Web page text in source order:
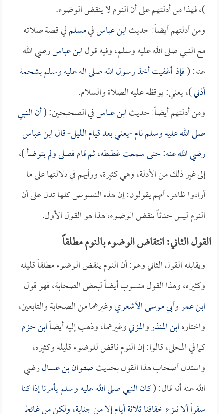
)، فهذا من أدلتهم على أن النوم لا ينقض الوضوء.
ومن أدلتهم أيضاً: حديثابن عباسفيمسلمفي قصة صلاته
مع النبي صلى الله عليه وسلم، وفيه قولابن عباسرضي الله
عنه: (فإذا أغفيت أخذ رسول الله صلى اله عليه وسلم بشحمة
أذني)، يعني: يوقظه عليه الصلاة والسلام.
ومن أدلتهم أيضاً: حديثابن عباسفي الصحيحين: (أن النبي
صلى الله عليه وسلم نام -يعني بعد قيام الليل- قالابن عباس
رضي الله عنه: حتى سمعت غطيطه، ثم قام فصلى ولم يتوضأ)،
إلى غير ذلك من الأدلة، وهي كثيرة، ورأيهم في دلالتها على ما
أرادوا ظاهر، أنهم يقولون: إن هذه النصوص كلها تدل على أن
النوم ليس حدثاً ينقض الوضوء، هذا هو القول الأول.
القول الثاني: انتقاض الوضوء بالنوم مطلقاً
ويقابله القول الثاني وهو: أن النوم ينقض الوضوء مطلقاً قليله
وكثيره، وهذا القول منسوب أيضاً لبعض الصحابة، فهو قول
ابن عمروأبي موسى الأشعريوغيرهما من الصحابة والتابعين،
واختارهابن المنذروالمزنيوغيرهما، وذهب إليه أيضاًابن حزم
كما في المحلى، قالوا: إن النوم ناقض للوضوء قليله وكثيره،
واستدل أصحاب هذا القول بحديثصفوان بن عسالرضي
الله عنه أنه قال: (كان النبي صلى الله عليه وسلم يأمرنا إذا كنا
سفراً ألا ننزع خفافنا ثلاثة أيام إلا من جنابة، ولكن من غائط